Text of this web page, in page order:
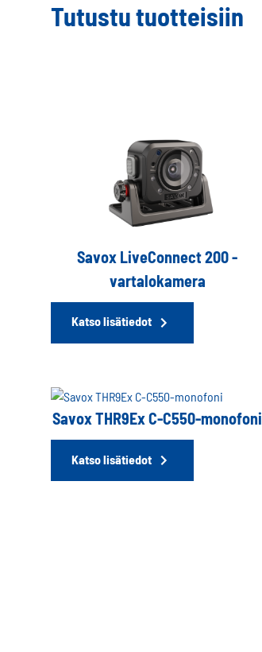
Tutustu tuotteisiin
Savox LiveConnect 200 -
vartalokamera
Katso lisätiedot
Savox THR9Ex C-C550-monofoni
Katso lisätiedot